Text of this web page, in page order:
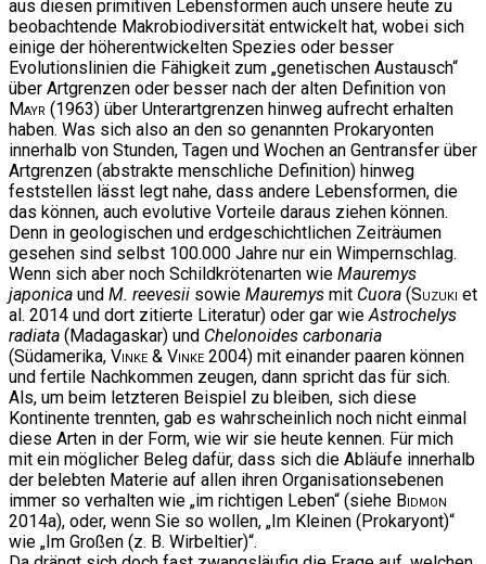
aus diesen primitiven Lebensformen auch unsere heute zu
beobachtende Makrobiodiversität entwickelt hat, wobei sich
einige der höherentwickelten Spezies oder besser
Evolutionslinien die Fähigkeit zum „genetischen Austausch“
über Artgrenzen oder besser nach der alten Definition von
Mayr (1963) über Unterartgrenzen hinweg aufrecht erhalten
haben. Was sich also an den so genannten Prokaryonten
innerhalb von Stunden, Tagen und Wochen an Gentransfer über
Artgrenzen (abstrakte menschliche Definition) hinweg
feststellen lässt legt nahe, dass andere Lebensformen, die
das können, auch evolutive Vorteile daraus ziehen können.
Denn in geologischen und erdgeschichtlichen Zeiträumen
gesehen sind selbst 100.000 Jahre nur ein Wimpernschlag.
Wenn sich aber noch Schildkrötenarten wie Mauremys
japonica und M. reevesii sowie Mauremys mit Cuora (Suzuki et
al. 2014 und dort zitierte Literatur) oder gar wie Astrochelys
radiata (Madagaskar) und Chelonoides carbonaria
(Südamerika, Vinke & Vinke 2004) mit einander paaren können
und fertile Nachkommen zeugen, dann spricht das für sich.
Als, um beim letzteren Beispiel zu bleiben, sich diese
Kontinente trennten, gab es wahrscheinlich noch nicht einmal
diese Arten in der Form, wie wir sie heute kennen. Für mich
mit ein möglicher Beleg dafür, dass sich die Abläufe innerhalb
der belebten Materie auf allen ihren Organisationsebenen
immer so verhalten wie „im richtigen Leben“ (siehe Bidmon
2014a), oder, wenn Sie so wollen, „Im Kleinen (Prokaryont)“
wie „Im Großen (z. B. Wirbeltier)“.